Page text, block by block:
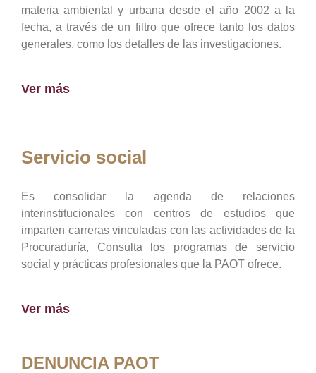
materia ambiental y urbana desde el año 2002 a la
fecha, a través de un filtro que ofrece tanto los datos
generales, como los detalles de las investigaciones.
Ver más
Servicio social
Es consolidar la agenda de relaciones
interinstitucionales con centros de estudios que
imparten carreras vinculadas con las actividades de la
Procuraduría, Consulta los programas de servicio
social y prácticas profesionales que la PAOT ofrece.
Ver más
DENUNCIA PAOT